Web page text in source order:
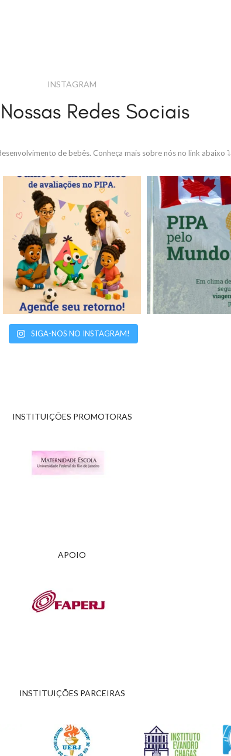
INSTAGRAM
Redes Sociais
de bebês. Conheça mais sobre nós no link abaixo ⤵️
SIGA-NOS NO INSTAGRAM!
INSTITUIÇÕES PROMOTORAS
APOIO
INSTITUIÇÕES PARCEIRAS